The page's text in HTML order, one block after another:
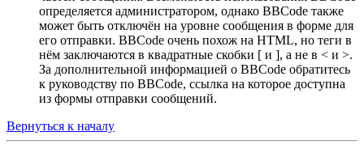
определяется администратором, однако BBCode также
может быть отключён на уровне сообщения в форме для
его отправки. BBCode очень похож на HTML, но теги в
нём заключаются в квадратные скобки [ и ], а не в < и >.
За дополнительной информацией о BBCode обратитесь
к руководству по BBCode, ссылка на которое доступна
из формы отправки сообщений.
Вернуться к началу